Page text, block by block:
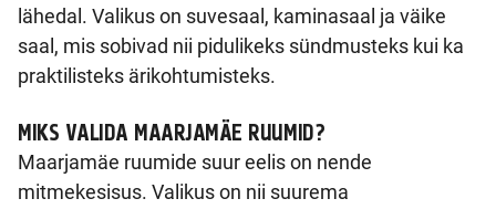
lähedal. Valikus on suvesaal, kaminasaal ja väike
saal, mis sobivad nii pidulikeks sündmusteks kui ka
praktilisteks ärikohtumisteks.
MIKS VALIDA MAARJAMÄE RUUMID?
Maarjamäe ruumide suur eelis on nende
mitmekesisus. Valikus on nii suurema